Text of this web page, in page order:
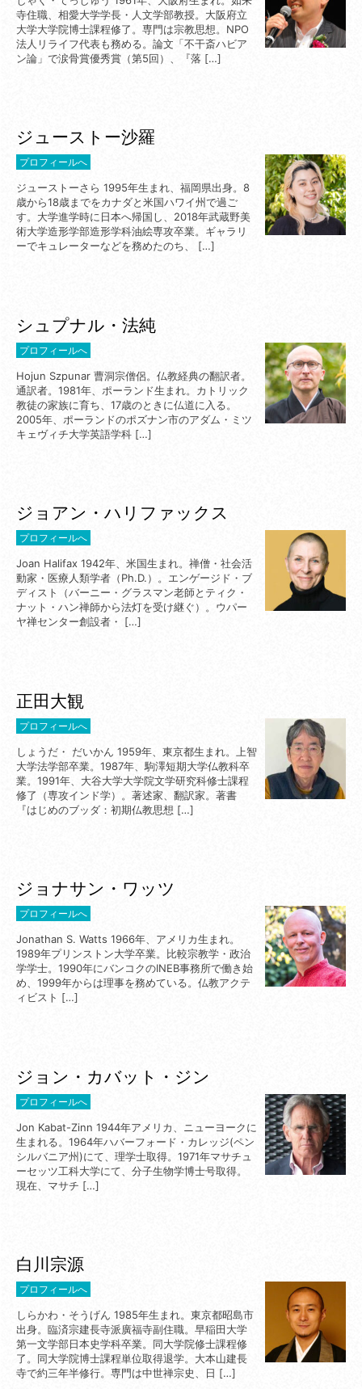
寺住職、相愛大学学長・人文学部教授。大阪府立
大学大学院博士課程修了。専門は宗教思想。NPO
法人リライフ代表も務める。論文「不干斎ハビア
ン論」で涙骨賞優秀賞（第5回）、『落 […]
ジューストー沙羅
ジューストーさら 1995年生まれ、福岡県出身。8
歳から18歳までをカナダと米国ハワイ州で過ご
す。大学進学時に日本へ帰国し、2018年武蔵野美
術大学造形学部造形学科油絵専攻卒業。ギャラリ
ーでキュレーターなどを務めたのち、 […]
プロフィールへ
シュプナル・法純
Hojun Szpunar 曹洞宗僧侶。仏教経典の翻訳者。
通訳者。1981年、ポーランド生まれ。カトリック
教徒の家族に育ち、17歳のときに仏道に入る。
2005年、ポーランドのポズナン市のアダム・ミツ
キェヴィチ大学英語学科 […]
プロフィールへ
ジョアン・ハリファックス
Joan Halifax 1942年、米国生まれ。禅僧・社会活
動家・医療人類学者（Ph.D.）。エンゲージド・ブ
ディスト（バーニー・グラスマン老師とティク・
ナット・ハン禅師から法灯を受け継ぐ）。ウパー
ヤ禅センター創設者・ […]
プロフィールへ
正田大観
しょうだ・ だいかん 1959年、東京都生まれ。上智
大学法学部卒業。1987年、駒澤短期大学仏教科卒
業。1991年、大谷大学大学院文学研究科修士課程
修了（専攻インド学）。著述家、翻訳家。著書
『はじめのブッダ：初期仏教思想 […]
プロフィールへ
ジョナサン・ワッツ
Jonathan S. Watts 1966年、アメリカ生まれ。
1989年プリンストン大学卒業。比較宗教学・政治
学学士。1990年にバンコクのINEB事務所で働き始
め、1999年からは理事を務めている。仏教アクテ
ィビスト […]
プロフィールへ
ジョン・カバット・ジン
Jon Kabat-Zinn 1944年アメリカ、ニューヨークに
生まれる。1964年ハバーフォード・カレッジ(ペン
シルバニア州)にて、理学士取得。1971年マサチュ
ーセッツ工科大学にて、分子生物学博士号取得。
現在、マサチ […]
プロフィールへ
白川宗源
しらかわ・そうげん 1985年生まれ。東京都昭島市
出身。臨済宗建長寺派廣福寺副住職。早稲田大学
第一文学部日本史学科卒業。同大学院修士課程修
了。同大学院博士課程単位取得退学。大本山建長
寺で約三年半修行。専門は中世禅宗史、日 […]
プロフィールへ